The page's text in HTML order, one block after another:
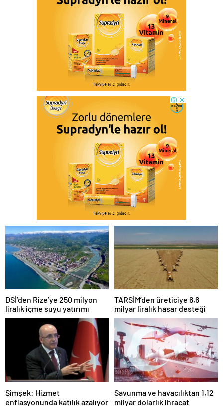
DSİ’den Rize’ye 250 milyon
liralık içme suyu yatırımı
TARSİM’den üreticiye 6,6
milyar liralık hasar desteği
Şimşek: Hizmet
enflasyonunda katılık azalıyor
Savunma ve havacılıktan 1,12
milyar dolarlık ihracat